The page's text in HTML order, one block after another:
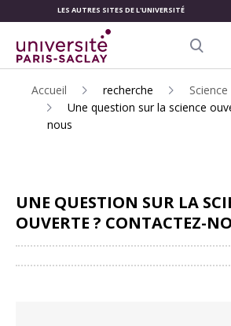
CONTENU
PRINCIPAL
LES AUTRES SITES DE L'UNIVERSITÉ
Accueil recherche
Une question sur la science
nous
UNE QUESTION SUR LA
OUVERTE ? CONTACTEZ-